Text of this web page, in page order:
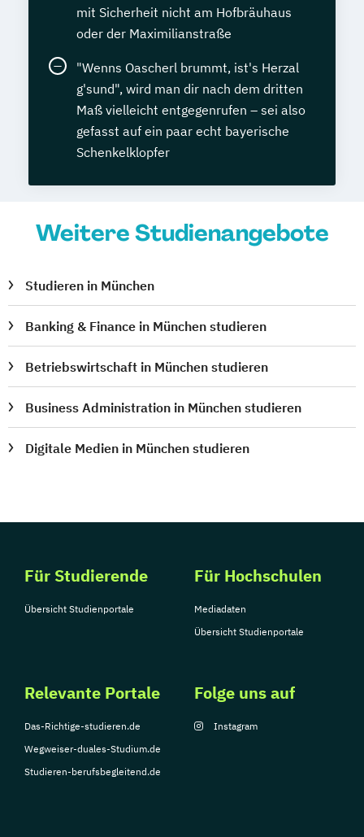
mit Sicherheit nicht am Hofbräuhaus
oder der Maximilianstraße
"Wenns Oascherl brummt, ist's Herzal
g'sund", wird man dir nach dem dritten
Maß vielleicht entgegenrufen – sei also
gefasst auf ein paar echt bayerische
Schenkelklopfer
Weitere Studienangebote
Studieren in München
Banking & Finance in München studieren
Betriebswirtschaft in München studieren
Business Administration in München studieren
Digitale Medien in München studieren
Für Studierende
Übersicht Studienportale
Für Hochschulen
Mediadaten
Übersicht Studienportale
Relevante Portale
Das-Richtige-studieren.de
Wegweiser-duales-Studium.de
Studieren-berufsbegleitend.de
Folge uns auf
Instagram